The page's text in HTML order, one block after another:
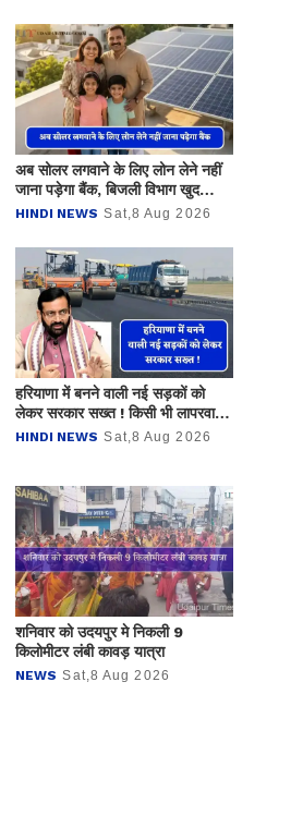
अब सोलर लगवाने के लिए लोन लेने नहीं
जाना पड़ेगा बैंक, बिजली विभाग खुद
पहुंचेगा आपके घर
HINDI NEWS Sat,8 Aug 2026
हरियाणा में बनने वाली नई सड़कों को
लेकर सरकार सख्त ! किसी भी लापरवाही
की करें शिकायत, तुरंत होगी कार्रवाई
HINDI NEWS Sat,8 Aug 2026
शनिवार को उदयपुर मे निकली 9
किलोमीटर लंबी कावड़ यात्रा
NEWS Sat,8 Aug 2026